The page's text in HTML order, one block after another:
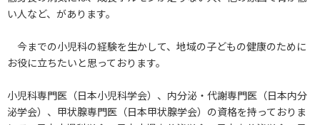
い人など、があります。
今までの小児科の経験を生かして、地域の子どもの健康のために
お役に立ちたいと思っております。
小児科専門医（日本小児科学会）、内分泌・代謝専門医（日本内分
泌学会）、甲状腺専門医（日本甲状腺学会）の資格を持っておりま